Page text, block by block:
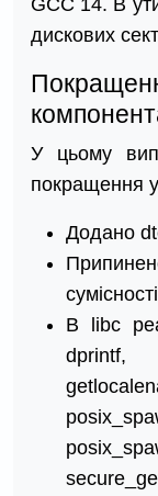
GCC 14. В
дискових
У цьому
покращення
Додано
В libc
dprintf,